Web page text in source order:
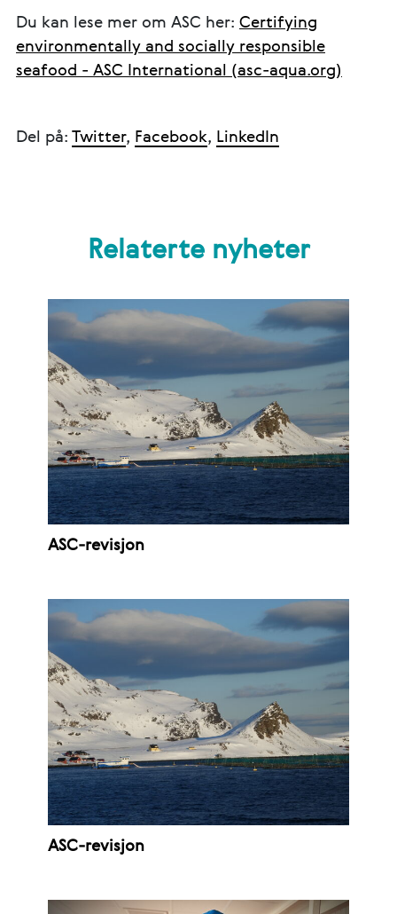
Du kan lese mer om ASC her: Certifying
environmentally and socially responsible
seafood - ASC International (asc-aqua.org)
Del på: Twitter, Facebook, LinkedIn
Relaterte nyheter
ASC-revisjon
ASC-revisjon